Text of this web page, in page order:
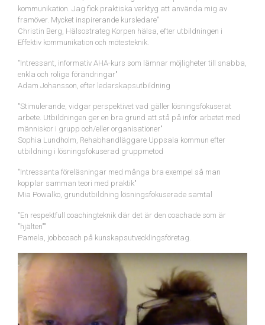
kommunikation. Jag fick praktiska verktyg att använda mig av
framöver. Mycket inspirerande kursledare"
Christin Berg, Hälsostrateg Korpen hälsa, efter utbildningen i
Effektiv kommunikation och mötesteknik.
"Intressant, informativ AHA-kurs som lämnar möjligheter till snabba,
enkla och roliga förändringar"
Adam Johansson, efter ledarskapsutbildning
"Stimulerande, vidgar perspektivet vad gäller lösningsfokuserat
arbete. Utbildningen ger en bra grund att stå på inför arbetet med
människor i grupp och/eller organisationer"
Sophia Lundholm, Rehabhandläggare Uppsala kommun efter
utbildning i lösningsfokuserad gruppmetod
"Intressanta föreläsningar med många bra exempel så man
kopplar samman teori med praktik"
Mia Powalko, grundutbildning lösningsfokuserade samtal
"En respektfull coachingteknik där det är den coachade som är
"hjälten""
Pamela, jobbcoach på kunskapsutvecklingsföretag.